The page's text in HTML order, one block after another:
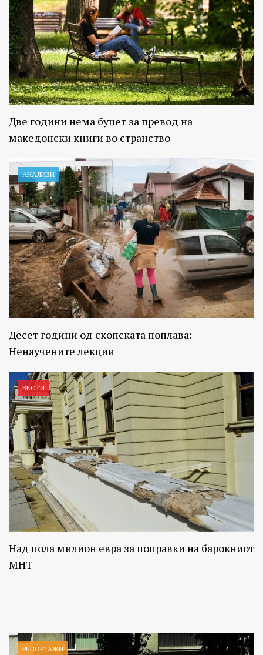
Две години нема буџет за превод на
македонски книги во странство
АНАЛИЗИ
Десет години од скопската поплава:
Ненаучените лекции
ВЕСТИ
Над пола милион евра за поправки на барокниот
МНТ
РЕПОРТАЖИ